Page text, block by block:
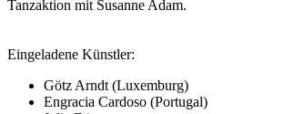
Tanzaktion mit Susanne Adam.
Eingeladene Künstler:
Götz Arndt (Luxemburg)
Engracia Cardoso (Portugal)